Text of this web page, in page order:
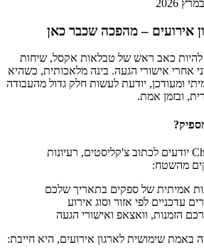
אירועים – מהפכה שכבר כאן
להיות כאב ראש של טבלאות אקסל, שיחות
אחרי אישורי הגעה. בינה מלאכותית, כשהיא
ומעודכן, יודעת לעשות חלק גדול מהעבודה
ובזמן אמת.
כלי AI גנריים כמו ChatGPT יודעים לכתוב צ'קליסטים, רעיונות
מהשטח:
אמיתית של ספקים בתאריך שלכם
עדכניים לפי אזור וסוג אירוע
הזמנות, וואצאפ ואישורי הגעה
באמת שימושית לארגון אירועים, היא חייבת: